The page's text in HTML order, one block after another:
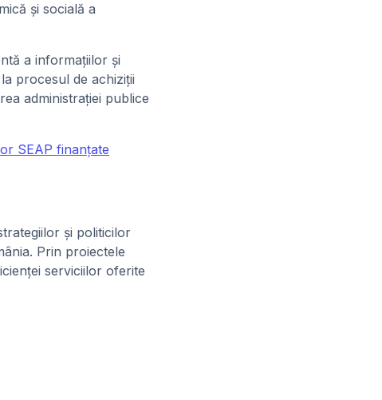
și socială a
a informațiilor și
procesul de achiziții
administrației publice
SEAP finanțate
și politicilor
Prin proiectele
serviciilor oferite